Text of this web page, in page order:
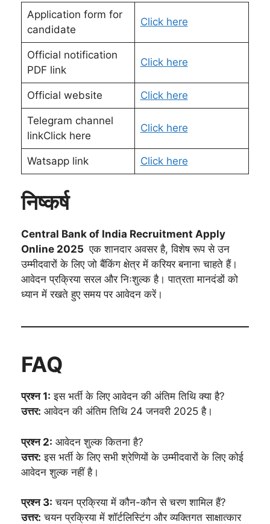
Application form for
candidate
Click here
Official notification
PDF link
Click here
Official website Click here
Telegram channel
linkClick here
Click here
Watsapp link Click here
निष्कर्ष
Central Bank of India Recruitment Apply
Online 2025 एक शानदार अवसर है, विशेष रूप से उन
उम्मीदवारों के लिए जो बैंकिंग क्षेत्र में करियर बनाना चाहते हैं।
आवेदन प्रक्रिया सरल और निःशुल्क है। पात्रता मानदंडों को
ध्यान में रखते हुए समय पर आवेदन करें।
FAQ
प्रश्न 1: इस भर्ती के लिए आवेदन की अंतिम तिथि क्या है?
उत्तर: आवेदन की अंतिम तिथि 24 जनवरी 2025 है।
प्रश्न 2: आवेदन शुल्क कितना है?
उत्तर: इस भर्ती के लिए सभी श्रेणियों के उम्मीदवारों के लिए कोई
आवेदन शुल्क नहीं है।
प्रश्न 3: चयन प्रक्रिया में कौन-कौन से चरण शामिल हैं?
उत्तर: चयन प्रक्रिया में शॉर्टलिस्टिंग और व्यक्तिगत साक्षात्कार